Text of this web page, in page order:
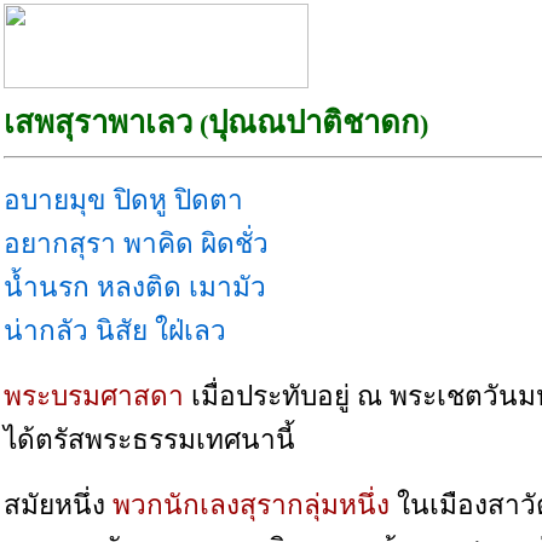
เสพสุราพาเลว (ปุณณปาติชาดก)
อบายมุข ปิดหู ปิดตา
อยากสุรา พาคิด ผิดชั่ว
น้ำนรก หลงติด เมามัว
น่ากลัว นิสัย ใฝ่เลว
พระบรมศาสดา เมื่อประทับอยู่ ณ พระเชตวัน
ได้ตรัสพระธรรมเทศนานี้
สมัยหนึ่ง พวกนักเลงสุรากลุ่มหนึ่ง ในเมืองสา